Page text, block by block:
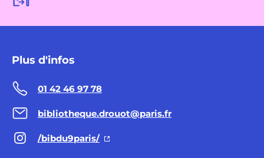
Plus d'infos
01 42 46 97 78
bibliotheque.drouot@paris.fr
/bibdu9paris/